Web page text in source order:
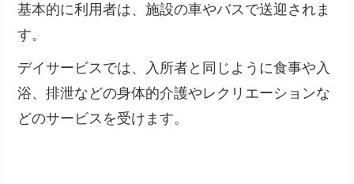
基本的に利用者は、施設の車やバスで送迎されま
す。
デイサービスでは、入所者と同じように食事や入
浴、排泄などの身体的介護やレクリエーションな
どのサービスを受けます。